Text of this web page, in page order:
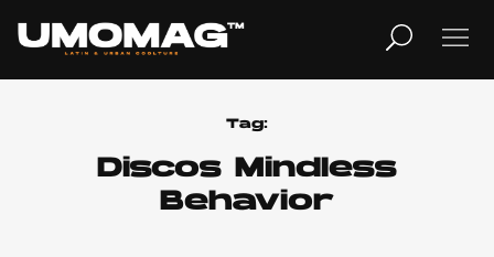
TV
Tag:
Discos Mindless
Behavior